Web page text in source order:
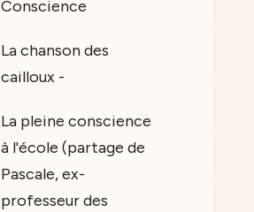
Conscience
La chanson des
cailloux -
La pleine conscience
à l'école (partage de
Pascale, ex-
professeur des